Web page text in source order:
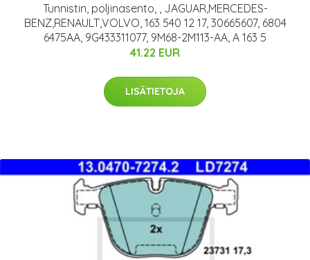
Tunnistin, poljinasento, , JAGUAR,MERCEDES-
BENZ,RENAULT,VOLVO, 163 540 12 17, 30665607, 6804
6475AA, 9G433311077, 9M68-2M113-AA, A 163 5
41.22 EUR
LISÄTIETOJA